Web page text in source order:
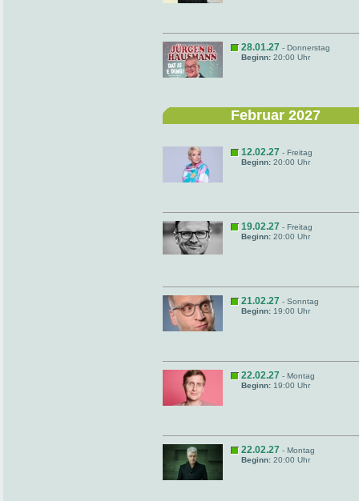
28.01.27 - Donnerstag
Beginn: 20:00 Uhr
Februar 2027
12.02.27 - Freitag
Beginn: 20:00 Uhr
19.02.27 - Freitag
Beginn: 20:00 Uhr
21.02.27 - Sonntag
Beginn: 19:00 Uhr
22.02.27 - Montag
Beginn: 19:00 Uhr
22.02.27 - Montag
Beginn: 20:00 Uhr